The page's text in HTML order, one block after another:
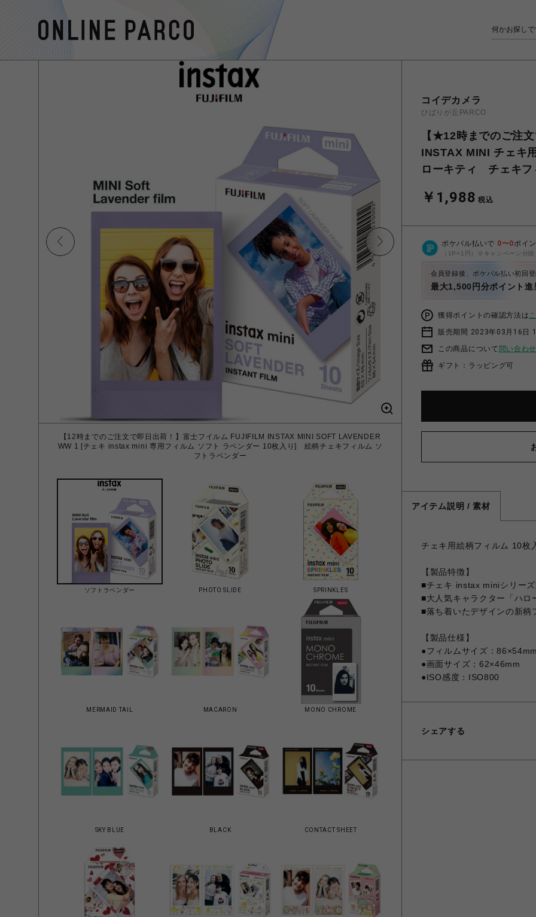
【12時までのご注文で即日出荷！】富士フイルム FUJIFILM INSTAX MINI SOFT LAVENDER
WW 1 [チェキ instax mini 専用フィルム ソフト ラベンダー 10枚入り] 絵柄チェキフィルム ソ
フトラベンダー
ム フォトスライド WW 1 [
ソフトラベンダー PHOTO SLIDE SPRINKLES
MERMAID TAIL MACARON MONO CHROME
SKY BLUE BLACK CONTACT SHEET
コイデカメラ
ひばりが丘PARCO
【★12時までのご注
INSTAX MINI チェキ
ローキティ チェキフ
￥1,988 税込
ポケパル払いで 0〜0ポイ
（1P=1円）※キャンペーン分除
会員登録後、ポケパル払い初回
最大1,500円分ポイント進
獲得ポイントの確認方法は
販売期間 2023年03月16日
この商品について 問い合わ
ギフト：ラッピング可
アイテム説明 / 素材
チェキ用絵柄フィルム 10枚
【製品特徴】
■チェキ instax miniシリーズ
■大人気キャラクター「ハ
■落ち着いたデザインの新柄
【製品仕様】
●フィルムサイズ：86×54mm
●画面サイズ：62×46mm
●ISO感度：ISO800
シェアする